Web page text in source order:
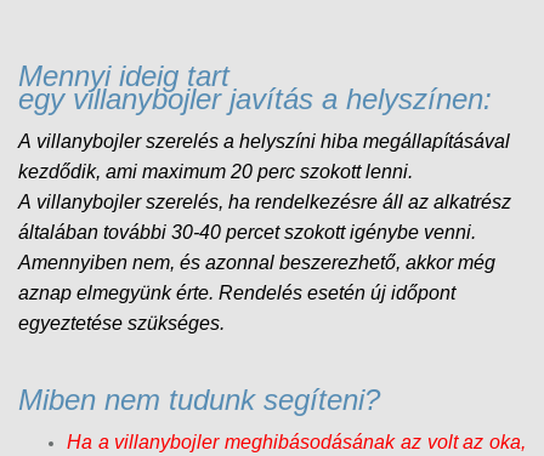
Mennyi ideig tart
egy villanybojler javítás a helyszínen:
A villanybojler szerelés a helyszíni hiba megállapításával
kezdődik, ami maximum 20 perc szokott lenni.
A villanybojlerszerelés, ha rendelkezésre áll az alkatrész
általában további 30-40 percet szokott igénybe venni.
Amennyiben nem, és azonnal beszerezhető, akkor még
aznap elmegyünk érte. Rendelés esetén új időpont
egyeztetése szükséges.
Miben nem tudunk segíteni?
Ha a villanybojler meghibásodásának az volt az oka,